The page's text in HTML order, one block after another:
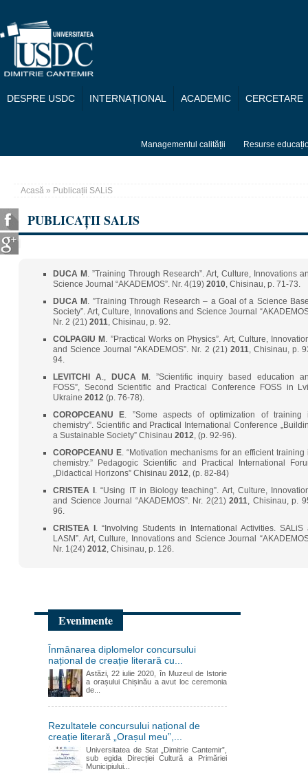
DESPRE USDC INTERNAȚIONAL ACADEMIC CERCETARE
Managementul calității Resurse
Eşti aici
Acasă » Publicații SALiS
PUBLICAȚII SALIS
DUCA M . ”Training Through Research”. Art, Culture, Innovations
Science Journal “AKADEMOS”. Nr. 4(19) 2010, Chisinau, p. 71-73.
DUCA M . ”Training Through Research – a Goal of a Science
Society”. Art, Culture, Innovations and Science Journal
Nr. 2 (21) 2011, Chisinau, p. 92.
COLPAGIU M . ”Practical Works on Physics”. Art, Culture,
and Science Journal “AKADEMOS”. Nr. 2 (21) 2011, Chisinau, p.
94.
LEVITCHI
A., DUCA M . ”Scientific inquiry based education
FOSS”, Second Scientific and Practical Conference FOSS in
Ukraine 2012 (p. 76-78).
COROPCEANU
E. ”Some aspects of optimization of training
chemistry”. Scientific and Practical International Conference
a Sustainable Society” Chisinau 2012, (p. 92-96).
COROPCEANU E. “Motivation mechanisms for an efficient training
chemistry.” Pedagogic Scientific and Practical International
„Didactical Horizons” Chisinau 2012, (p. 82-84)
CRISTEA
. “Using IT in Biology teaching”. Art, Culture,
and Science Journal “AKADEMOS”. Nr. 2(21)2011, Chisinau, p.
96.
CRISTEA
. “Involving Students in International Activities. SALiS
LASM”. Art, Culture, Innovations and Science Journal
Nr. 1(24) 2012, Chisinau, p. 126.
Evenimente
Înmânarea diplomelor concursului
național de creație literară cu...
Astăzi, 22 iulie 2020, în Muzeul de Istorie
a orașului Chișinău a avut loc ceremonia
de...
Rezultatele concursului național de
creație literară „Orașul meu”,...
Universitatea de Stat „Dimitrie Cantemir”,
sub egida Direcției Cultură a Primăriei
Municipiului...